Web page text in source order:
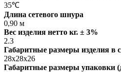
35℃
Длина сетевого шнура
0,90 м
Вес изделия нетто кг. ± 3%
2.3
Габаритные размеры изделия
28х28х26
Габаритные размеры упаковки